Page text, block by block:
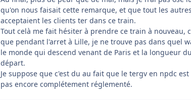
qu'on nous faisait cette remarque, et que tout les
acceptaient les clients ter dans ce train.
Tout celà me fait hésiter à prendre ce train à nouveau,
que pendant l'arret à Lille, je ne trouve pas dans quel
le monde qui descend venant de Paris et la longueur
départ.
Je suppose que c'est du au fait que le tergv en npdc
pas encore complétement réglementé.